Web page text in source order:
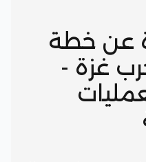
عن خطة
غزة -